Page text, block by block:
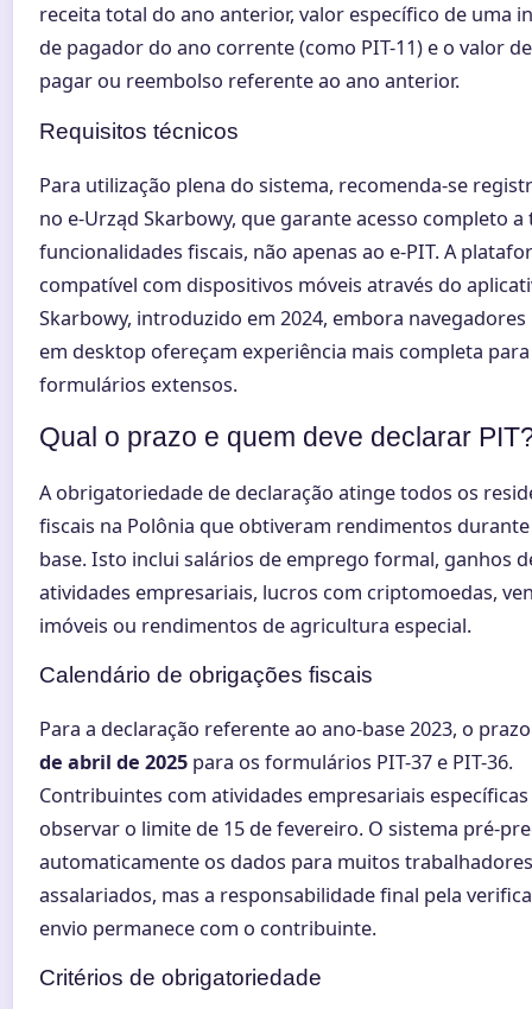
receita total do ano anterior, valor específico de uma
de pagador do ano corrente (como PIT-11) e o valor
pagar ou reembolso referente ao ano anterior.
Requisitos técnicos
Para utilização plena do sistema, recomenda-se
no e-Urząd Skarbowy, que garante acesso completo a
funcionalidades fiscais, não apenas ao e-PIT. A
compatível com dispositivos móveis através do
Skarbowy, introduzido em 2024, embora
em desktop ofereçam experiência mais completa
formulários extensos.
Qual o prazo e quem deve declarar
A obrigatoriedade de declaração atinge todos os
fiscais na Polônia que obtiveram rendimentos
base. Isto inclui salários de emprego formal, ganhos
atividades empresariais, lucros com criptomoedas,
imóveis ou rendimentos de agricultura especial.
Calendário de obrigações fiscais
Para a declaração referente ao ano-base 2023, o
de abril de 2025 para os formulários PIT-37 e PIT-36.
Contribuintes com atividades empresariais
observar o limite de 15 de fevereiro. O sistema pré-
automaticamente os dados para muitos trabalhadores
assalariados, mas a responsabilidade final pela
envio permanece com o contribuinte.
Critérios de obrigatoriedade